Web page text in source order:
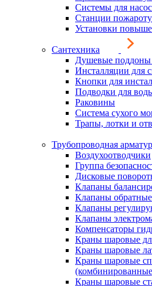
Системы для
Станции
Установки
Сантехника
Душевые поддоны
Инсталляции для
Кнопки для
Подводки для
Раковины
Система сухого
Трапы, лотки и
Трубопроводная
Воздухоотводчики
Группа
Дисковые
Клапаны
Клапаны обратные
Клапаны
Клапаны
Компенсаторы
Краны шаровые
Краны шаровые
Краны шаровые
Краны шаровые